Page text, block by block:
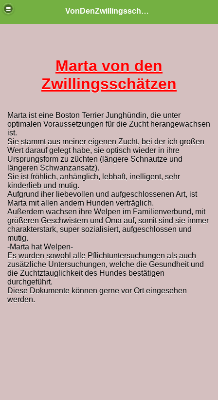
VonDenZwillingsschaetzen
Marta von den
Zwillingsschätzen
Marta ist eine Boston Terrier Junghündin, die unter
optimalen Voraussetzungen für die Zucht herangewachsen
ist.
Sie stammt aus meiner eigenen Zucht, bei der ich großen
Wert darauf gelegt habe, sie optisch wieder in ihre
Ursprungsform zu züchten (längere Schnautze und
längeren Schwanzansatz).
Sie ist fröhlich, anhänglich, lebhaft, inelligent, sehr
kinderlieb und mutig.
Aufgrund iher liebevollen und aufgeschlossenen Art, ist
Marta mit allen andern Hunden verträglich.
Außerdem wachsen ihre Welpen im Familienverbund, mit
größeren Geschwistern und Oma auf, somit sind sie immer
charakterstark, super sozialisiert, aufgeschlossen und
mutig.
-Marta hat Welpen-
Es wurden sowohl alle Pflichtuntersuchungen als auch
zusätzliche Untersuchungen, welche die Gesundheit und
die Zuchtztauglichkeit des Hundes bestätigen
durchgeführt.
Diese Dokumente können gerne vor Ort eingesehen
werden.